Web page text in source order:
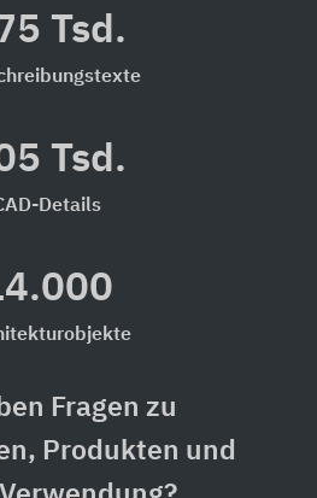
Tsd.
Tsd.
Details
Fragen zu
Produkten und